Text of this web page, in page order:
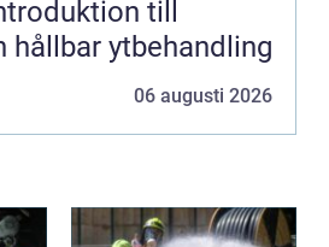
till
hållbar ytbehandling
06 augusti 2026